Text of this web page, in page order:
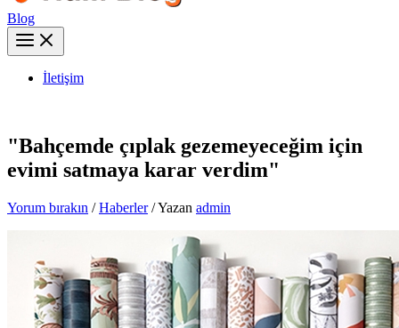
Blog
İletişim
"Bahçemde çıplak gezemeyeceğim için
evimi satmaya karar verdim"
Yorum bırakın /Haberler/ Yazan admin